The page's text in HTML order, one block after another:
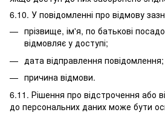
6.10. У повідомленні про відмову
прізвище, ім'я, по батькові
відмовляє у доступі;
дата відправлення повідомлення;
причина відмови.
6.11. Рішення про відстрочення або
до персональних даних може бути